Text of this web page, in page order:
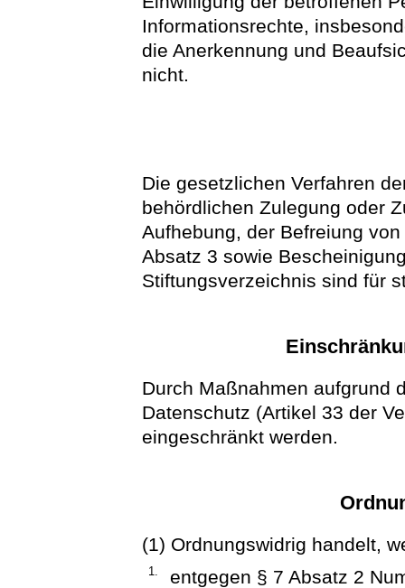
Informationsrechte,
die Anerkennung und
nicht.
Die gesetzlichen Verfahren
behördlichen Zulegung oder
Aufhebung, der Befreiung
Absatz 3 sowie
Stiftungsverzeichnis sind für
Durch Maßnahmen aufgrund
Datenschutz (Artikel 33 der
eingeschränkt werden.
(1) Ordnungswidrig handelt,
1.
entgegen § 7 Absatz 2